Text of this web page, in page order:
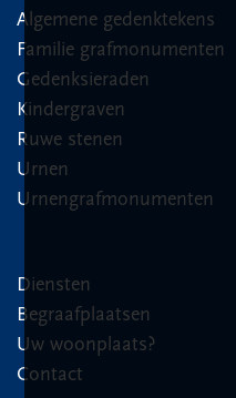
Algemene gedenktekens
Familie grafmonumenten
Gedenksieraden
Kindergraven
Ruwe stenen
Urnen
Urnengrafmonumenten
Diensten
Begraafplaatsen
Uw woonplaats?
Contact